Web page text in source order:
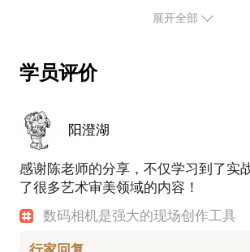
将摄影创作、视觉规律与摄影技术有
所倡导的影随心动直拍技法，可以
富的影像风格，让摄影作品以原作呈
现视觉表达与传达的目标（附图均
品）。
个人代表作《气贯长虹》入选中央宣
办、教育部、文化和旅游部、中国文
展开全部
学员评价
阳澄湖
感谢陈老师的分享，不仅学习到了实
了很多艺术审美领域的内容！
数码相机是强大的现场创作工具